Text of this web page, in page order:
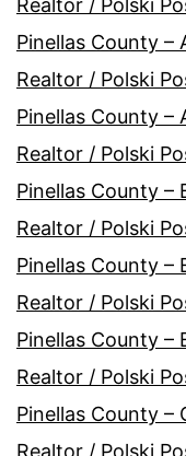
Realtor / Polski
Pinellas County –
Realtor / Polski
Pinellas County –
Realtor / Polski
Pinellas County –
Realtor / Polski
Pinellas County –
Realtor / Polski
Pinellas County –
Realtor / Polski
Pinellas County –